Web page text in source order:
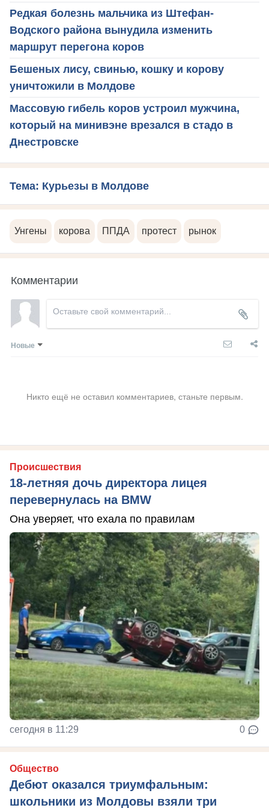
Редкая болезнь мальчика из Штефан-
Водского района вынудила изменить
маршрут перегона коров
Бешеных лису, свинью, кошку и корову
уничтожили в Молдове
Массовую гибель коров устроил мужчина,
который на минивэне врезался в стадо в
Днестровске
Тема: Курьезы в Молдове
Унгены корова ППДА протест рынок
Комментарии
Новые
Никто ещё не оставил комментариев, станьте первым.
Происшествия
18-летняя дочь директора лицея
перевернулась на BMW
Она уверяет, что ехала по правилам
сегодня в 11:29 0
Общество
Дебют оказался триумфальным:
школьники из Молдовы взяли три